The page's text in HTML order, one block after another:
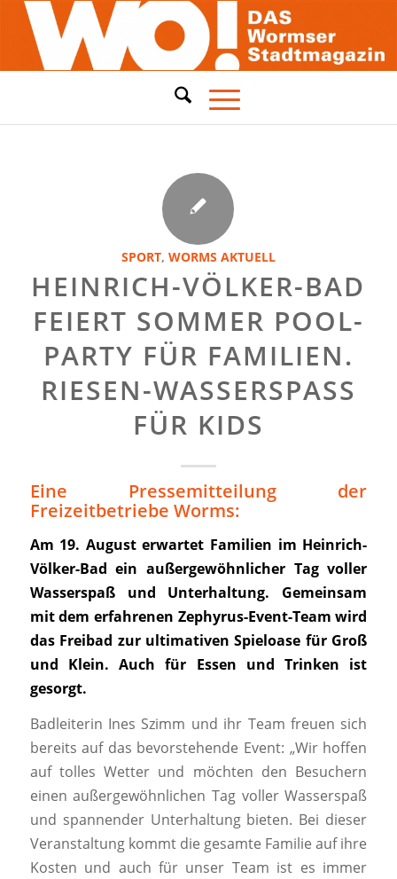
SPORT, WORMS AKTUELL
HEINRICH-VÖLKER-BAD
FEIERT SOMMER POOL-
PARTY FÜR FAMILIEN.
RIESEN-WASSERSPASS F
ÜR KIDS
Eine Pressemitteilung der
Freizeitbetriebe Worms:
Am 19. August erwartet Familien im Heinrich-
Völker-Bad ein außergewöhnlicher Tag voller
Wasserspaß und Unterhaltung. Gemeinsam
mit dem erfahrenen Zephyrus-Event-Team wird
das Freibad zur ultimativen Spieloase für Groß
und Klein. Auch für Essen und Trinken ist
gesorgt.
Badleiterin Ines Szimm und ihr Team freuen sich
bereits auf das bevorstehende Event: „Wir hoffen
auf tolles Wetter und möchten den Besuchern
einen außergewöhnlichen Tag voller Wasserspaß
und spannender Unterhaltung bieten. Bei dieser
Veranstaltung kommt die gesamte Familie auf ihre
Kosten und auch für unser Team ist es immer